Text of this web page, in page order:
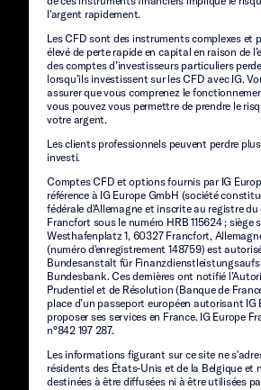
l'argent rapidement.
Les CFD sont des instruments complexes et
élevé de perte rapide en capital en raison de
des comptes d’investisseurs particuliers
lorsqu’ils investissent sur les CFD avec IG.
assurer que vous comprenez le
vous pouvez vous permettre de prendre le
votre argent.
Les clients professionnels peuvent perdre
investi.
Comptes CFD et options fournis par IG
référence à IG Europe GmbH (société
fédérale d'Allemagne et inscrite au registre du
Francfort sous le numéro HRB 115624 ; siège
Westhafenplatz 1, 60327 Francfort,
(numéro d'enregistrement 148759) est
Bundesanstalt für
Bundesbank. Ces dernières ont notifié
Prudentiel et de Résolution (Banque de
place d’un passeport européen autorisant IG
proposer ses services en France. IG Europe
n°842 197 287.
Les informations figurant sur ce site ne
résidents des États-Unis et de la Belgique et
destinées à être diffusées ni à être utilisées